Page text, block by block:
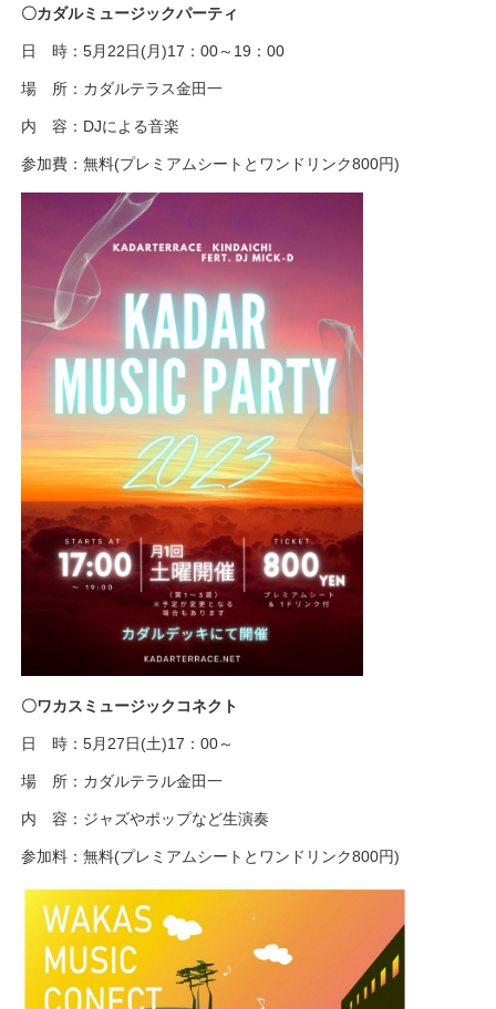
〇カダルミュージックパーティ
日 時：5月22日(月)17：00～19：00
場 所：カダルテラス金田一
内 容：DJによる音楽
参加費：無料(プレミアムシートとワンドリンク800円)
〇ワカスミュージックコネクト
日 時：5月27日(土)17：00～
場 所：カダルテラル金田一
内 容：ジャズやポップなど生演奏
参加料：無料(プレミアムシートとワンドリンク800円)